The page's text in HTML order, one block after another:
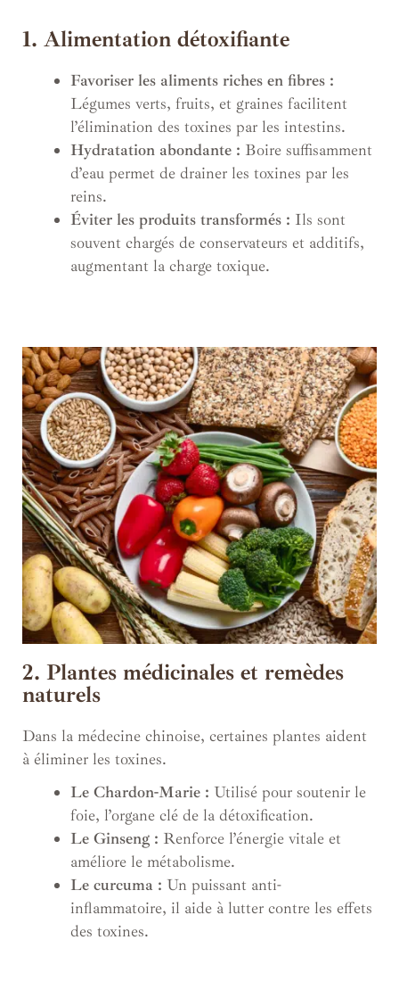
1. Alimentation détoxifiante
Favoriser les aliments riches en fibres :
Légumes verts, fruits, et graines facilitent
l’élimination des toxines par les intestins.
Hydratation abondante : Boire suffisamment
d’eau permet de drainer les toxines par les
reins.
Éviter les produits transformés : Ils sont
souvent chargés de conservateurs et additifs,
augmentant la charge toxique.
2. Plantes médicinales et remèdes
naturels
Dans la médecine chinoise, certaines plantes aident
à éliminer les toxines.
Le Chardon-Marie : Utilisé pour soutenir le
foie, l’organe clé de la détoxification.
Le Ginseng : Renforce l’énergie vitale et
améliore le métabolisme.
Le curcuma : Un puissant anti-
inflammatoire, il aide à lutter contre les effets
des toxines.